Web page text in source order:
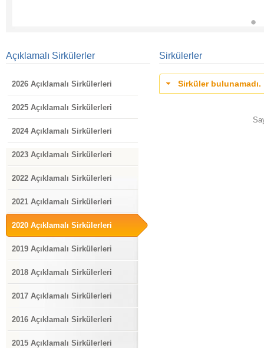
Açıklamalı Sirkülerler
2026 Açıklamalı Sirkülerleri
2025 Açıklamalı Sirkülerleri
2024 Açıklamalı Sirkülerleri
2023 Açıklamalı Sirkülerleri
2022 Açıklamalı Sirkülerleri
2021 Açıklamalı Sirkülerleri
2020 Açıklamalı Sirkülerleri
2019 Açıklamalı Sirkülerleri
2018 Açıklamalı Sirkülerleri
2017 Açıklamalı Sirkülerleri
2016 Açıklamalı Sirkülerleri
2015 Açıklamalı Sirkülerleri
Sirkülerler
Sirküler bulunamadı.